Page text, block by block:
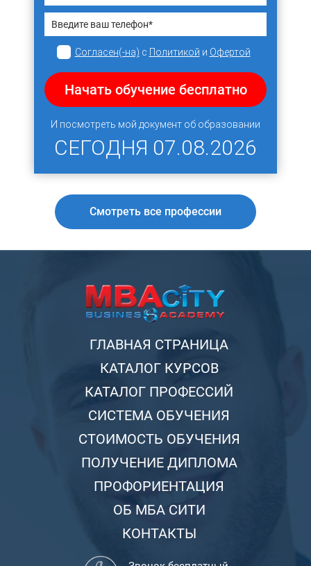
Согласен(-на) с Политикой и Офертой
Начать обучение бесплатно
И посмотреть мой документ об образовании
СЕГОДНЯ 07.08.2026
Смотреть все профессии
ГЛАВНАЯ СТРАНИЦА
КАТАЛОГ КУРСОВ
КАТАЛОГ ПРОФЕССИЙ
СИСТЕМА ОБУЧЕНИЯ
СТОИМОСТЬ ОБУЧЕНИЯ
ПОЛУЧЕНИЕ ДИПЛОМА
ПРОФОРИЕНТАЦИЯ
ОБ МБА СИТИ
КОНТАКТЫ